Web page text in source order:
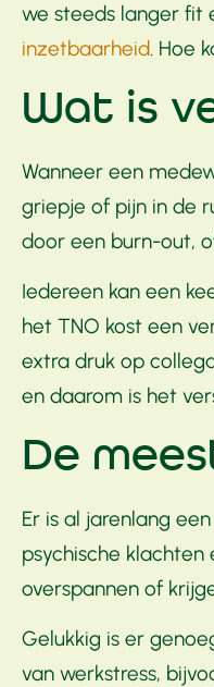
we steeds langer fit
inzetbaarheid. Hoe
Wat is
Wanneer een
griepje of pijn in de
door een burn-out,
Iedereen kan een
het TNO kost een
extra druk op
en daarom is het
De
Er is al jarenlang
psychische
overspannen of
Gelukkig is er
van werkstress,